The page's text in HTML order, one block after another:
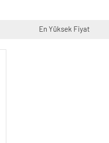
En Yüksek Fiyat